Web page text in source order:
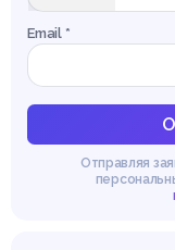
Email *
Отправляя